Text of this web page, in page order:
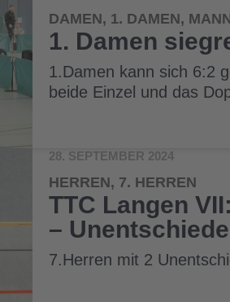
DAMEN, 1. DAMEN,
1. Damen
1.Damen kann sich 6:2
beide Einzel und das
28. SEPTEMBER 2024
HERREN, 7. HERREN
TTC Langen
–
7.Herren mit 2